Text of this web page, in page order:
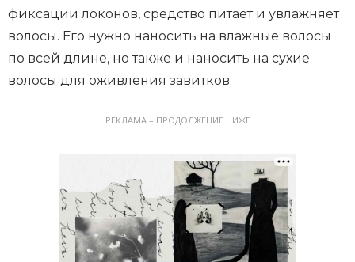
фиксации локонов, средство питает и увлажняет
волосы. Его нужно наносить на влажные волосы
по всей длине, но также и наносить на сухие
волосы для оживления завитков.
РЕКЛАМА – ПРОДОЛЖЕНИЕ НИЖЕ